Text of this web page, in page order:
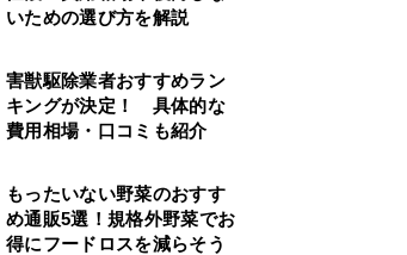
いための選び方を解説
害獣駆除業者おすすめラン
キングが決定！ 具体的な
費用相場・口コミも紹介
もったいない野菜のおすす
め通販5選！規格外野菜でお
得にフードロスを減らそう